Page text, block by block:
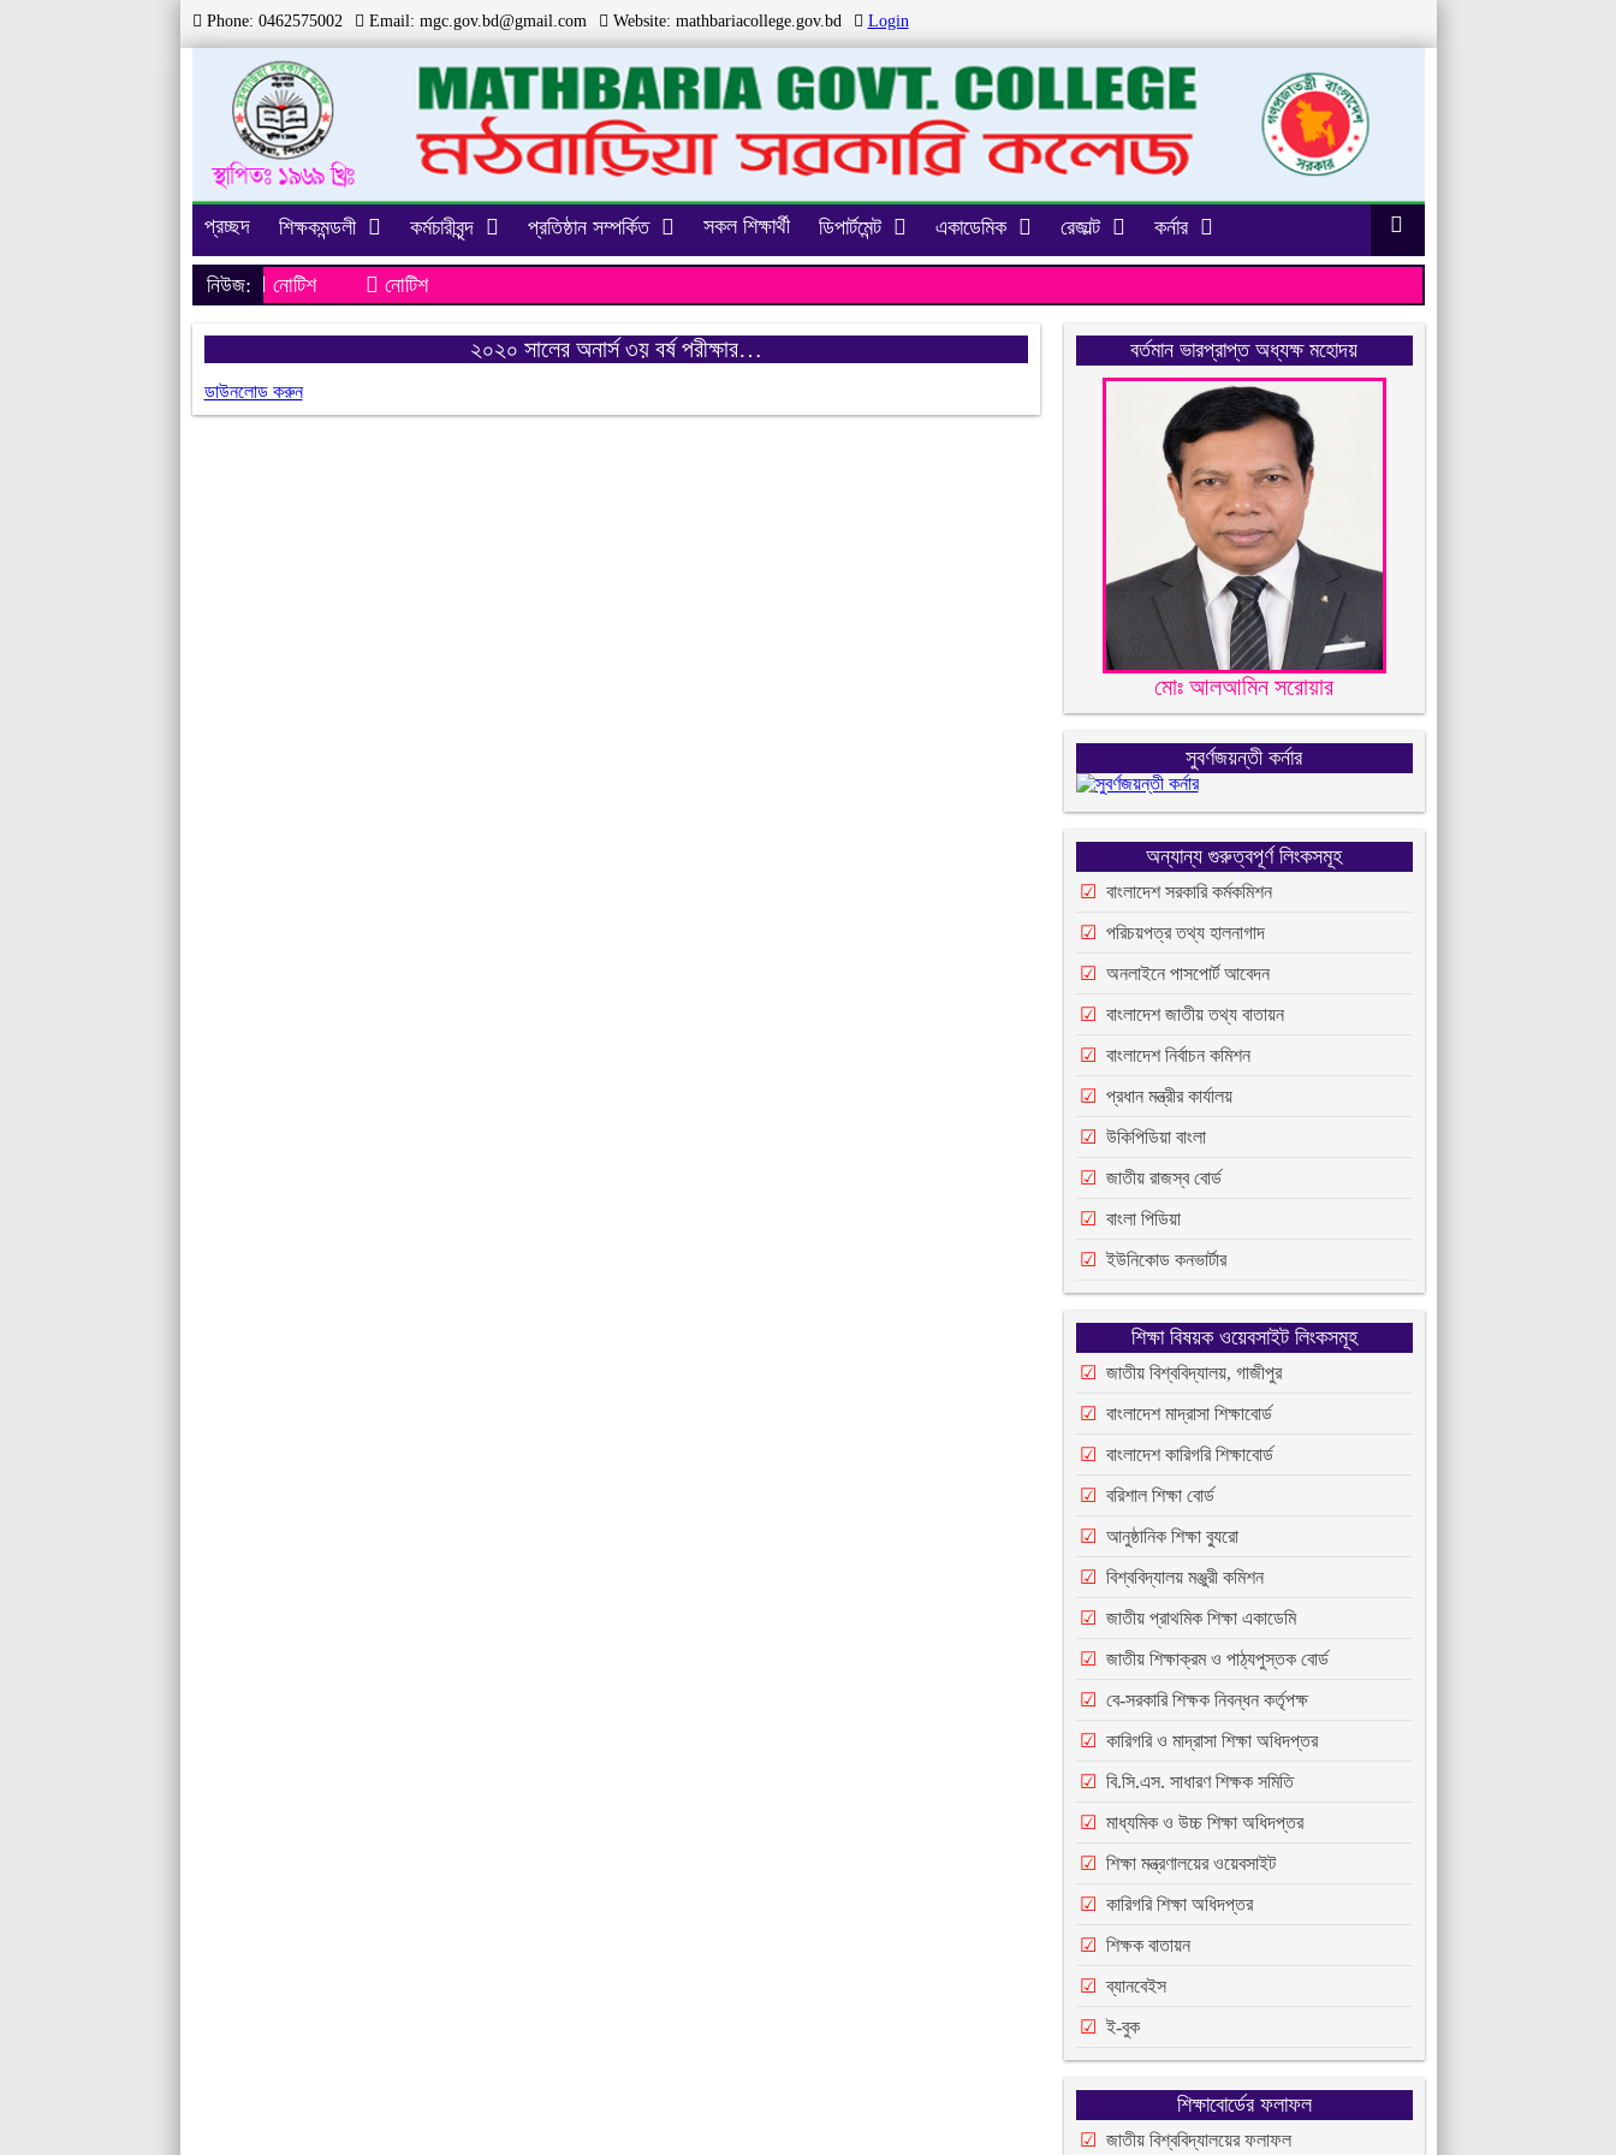
Phone: 0462575002 Email: mgc.gov.bd@gmail.com Website: mathbariacollege.gov.bd Login
প্রচ্ছদ শিক্ষকমন্ডলী কর্মচারীবৃন্দ প্রতিষ্ঠান সম্পর্কিত সকল শিক্ষার্থী ডিপার্টমেন্ট একাডেমিক রেজাল্ট কর্নার
নিউজ: নোটিশ
নোটিশ
২০২০ সালের অনার্স ৩য় বর্ষ পরীক্ষার…
ডাউনলোড করুন
বর্তমান ভারপ্রাপ্ত অধ্যক্ষ মহোদয়
মোঃ আলআমিন সরোয়ার
সুবর্ণজয়ন্তী কর্নার
অন্যান্য গুরুত্বপূর্ণ লিংকসমূহ
বাংলাদেশ সরকারি কর্মকমিশন
পরিচয়পত্র তথ্য হালনাগাদ
অনলাইনে পাসপোর্ট আবেদন
বাংলাদেশ জাতীয় তথ্য বাতায়ন
বাংলাদেশ নির্বাচন কমিশন
প্রধান মন্ত্রীর কার্যালয়
উকিপিডিয়া বাংলা
জাতীয় রাজস্ব বোর্ড
বাংলা পিডিয়া
ইউনিকোড কনভার্টার
শিক্ষা বিষয়ক ওয়েবসাইট লিংকসমূহ
জাতীয় বিশ্ববিদ্যালয়, গাজীপুর
বাংলাদেশ মাদ্রাসা শিক্ষাবোর্ড
বাংলাদেশ কারিগরি শিক্ষাবোর্ড
বরিশাল শিক্ষা বোর্ড
আনুষ্ঠানিক শিক্ষা ব্যুরো
বিশ্ববিদ্যালয় মঞ্জুরী কমিশন
জাতীয় প্রাথমিক শিক্ষা একাডেমি
জাতীয় শিক্ষাক্রম ও পাঠ্যপুস্তক বোর্ড
বে-সরকারি শিক্ষক নিবন্ধন কর্তৃপক্ষ
কারিগরি ও মাদ্রাসা শিক্ষা অধিদপ্তর
বি.সি.এস. সাধারণ শিক্ষক সমিতি
মাধ্যমিক ও উচ্চ শিক্ষা অধিদপ্তর
শিক্ষা মন্ত্রণালয়ের ওয়েবসাইট
কারিগরি শিক্ষা অধিদপ্তর
শিক্ষক বাতায়ন
ব্যানবেইস
ই-বুক
শিক্ষাবোর্ডের ফলাফল
জাতীয় বিশ্ববিদ্যালয়ের ফলাফল